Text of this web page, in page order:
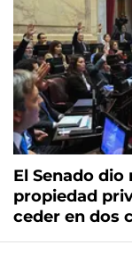
El Senado
propiedad
ceder en dos